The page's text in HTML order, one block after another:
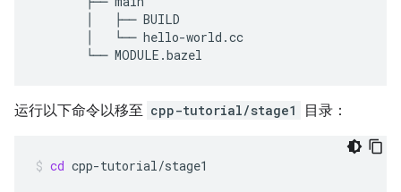
       │   ├── BUILD
       │   └── hello-world.cc
运行以下命令以移至 cpp-tutorial/stage1 目录：
cd cpp-tutorial/stage1